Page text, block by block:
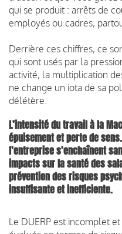
qui se produit : arrêts de
employés ou cadres,
Derrière ces chiffres, ce
qui sont usés par la
activité, la multiplication
ne change un iota de sa
délétère.
L’intensité du travail à la
épuisement et perte de sens.
l’entreprise s’enchaînent
impacts sur la santé des
prévention des risques
insuffisante et inefficiente.
Le DUERP est incomplet